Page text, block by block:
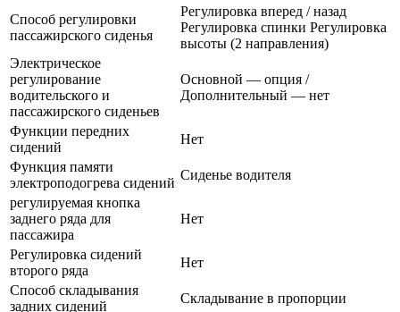
Способ регулировки
пассажирского сиденья
Регулировка вперед / назад
Регулировка спинки Регулировка
высоты (2 направления)
Электрическое
регулирование
водительского и
пассажирского сиденьев
Основной — опция /
Дополнительный — нет
Функции передних
сидений
Нет
Функция памяти
электроподогрева сидений
Сиденье водителя
регулируемая кнопка
заднего ряда для
пассажира
Нет
Регулировка сидений
второго ряда
Нет
Способ складывания
задних сидений
Складывание в пропорции